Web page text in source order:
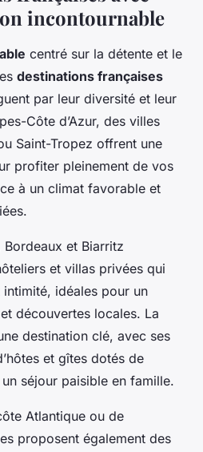
incontournable
centré sur la détente et le
destinations françaises
par leur diversité et leur
Côte d’Azur, des villes
Saint-Tropez offrent une
profiter pleinement de vos
à un climat favorable et
et Biarritz
et villas privées qui
idéales pour un
découvertes locales. La
destination clé, avec ses
et gîtes dotés de
séjour paisible en famille.
Atlantique ou de
proposent également des